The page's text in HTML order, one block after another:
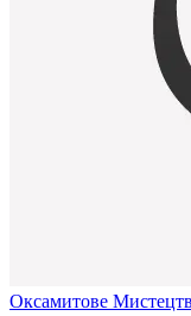
Оксамитове